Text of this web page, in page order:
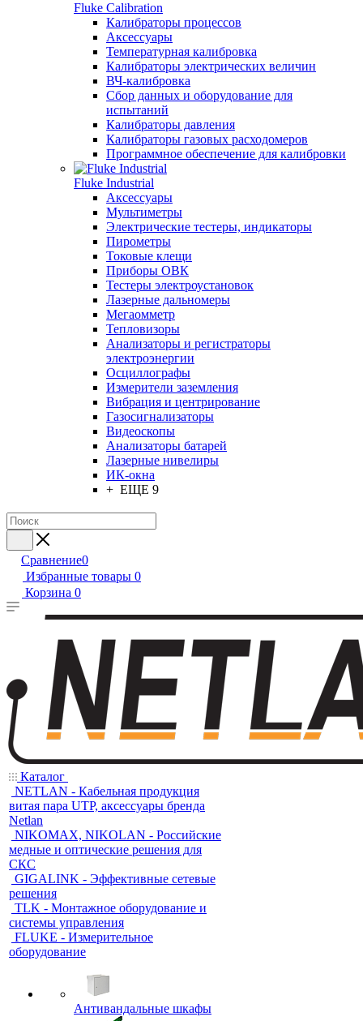
Fluke Calibration
Калибраторы процессов
Аксессуары
Температурная калибровка
Калибраторы электрических величин
ВЧ-калибровка
Сбор данных и оборудование для
испытаний
Калибраторы давления
Калибраторы газовых расходомеров
Программное обеспечение для калибровки
Fluke Industrial
Аксессуары
Мультиметры
Электрические тестеры, индикаторы
Пирометры
Токовые клещи
Приборы ОВК
Тестеры электроустановок
Лазерные дальномеры
Мегаомметр
Тепловизоры
Анализаторы и регистраторы
электроэнергии
Осциллографы
Измерители заземления
Вибрация и центрирование
Газосигнализаторы
Видеоскопы
Анализаторы батарей
Лазерные нивелиры
ИК-окна
+ ЕЩЕ 9
Сравнение0
Избранные товары 0
Корзина 0
Каталог
NETLAN - Кабельная продукция
витая пара UTP, аксессуары бренда
Netlan
NIKOMAX, NIKOLAN - Российские
медные и оптические решения для
СКС
GIGALINK - Эффективные сетевые
решения
TLK - Монтажное оборудование и
системы управления
FLUKE - Измерительное
оборудование
Антивандальные шкафы